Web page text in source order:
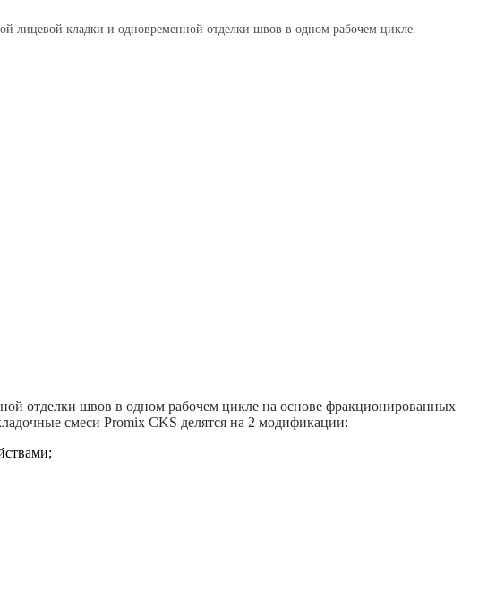
лицевой кладки и одновременной отделки швов в одном рабочем цикле.
отделки швов в одном рабочем цикле на основе фракционированных
смеси Promix CKS делятся на 2 модификации: